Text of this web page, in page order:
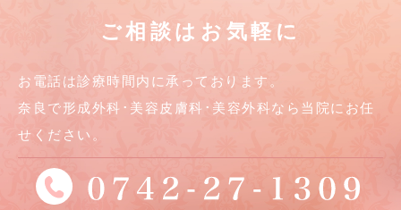
ご相談はお気軽に
お電話は診療時間内に承っております。
奈良で形成外科･美容皮膚科･美容外科なら当院にお任
せください。